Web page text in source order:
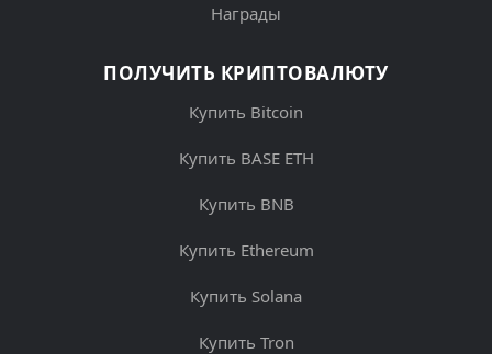
Награды
ПОЛУЧИТЬ КРИПТОВАЛЮТУ
Купить Bitcoin
Купить BASE ETH
Купить BNB
Купить Ethereum
Купить Solana
Купить Tron